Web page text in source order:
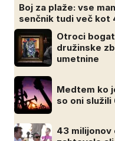
Boj za plaže: vse
senčnik tudi več kot
Otroci
družinske
umetnine
Medtem ko
so oni
43 milijonov